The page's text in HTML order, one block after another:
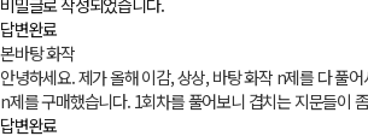
비밀글로 작성되었습니다.
답변완료
본바탕 화작
안녕하세요. 제가 올해 이감, 상상, 바탕 화작 n제를 다 풀
n제를 구매했습니다. 1회차를 풀어보니 겹치는 지문들이
답변완료